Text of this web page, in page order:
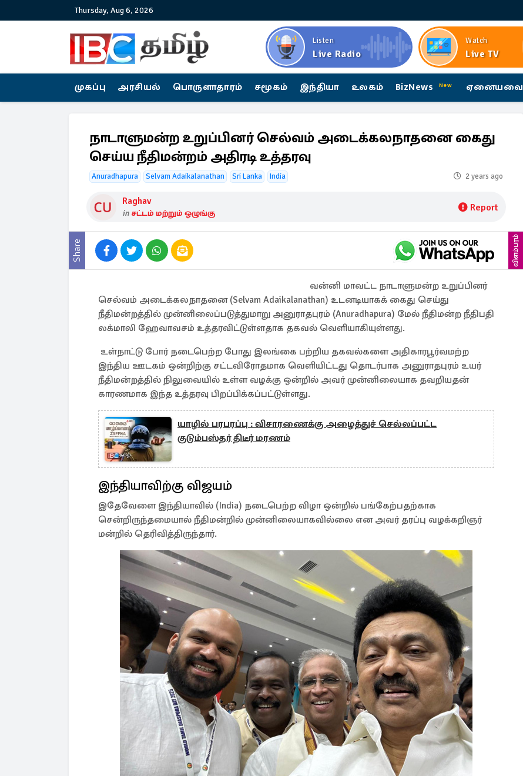
Thursday, Aug 6, 2026
Listen
Live Radio
Watch
Live TV
முகப்பு அரசியல் பொருளாதாரம் சமூகம் இந்தியா உலகம் BizNews New ஏனையவை
நாடாளுமன்ற உறுப்பினர் செல்வம் அடைக்கலநாதனை கைது
செய்ய நீதிமன்றம் அதிரடி உத்தரவு
Anuradhapura Selvam Adaikalanathan Sri Lanka India 2 years ago
Raghav
in சட்டம் மற்றும் ஒழுங்கு Report
Share விளம்பரம்
வன்னி மாவட்ட நாடாளுமன்ற உறுப்பினர்
செல்வம் அடைக்கலநாதனை (Selvam Adaikalanathan) உடனடியாகக் கைது செய்து
நீதிமன்றத்தில் முன்னிலைப்படுத்துமாறு அனுராதபுரம் (Anuradhapura) மேல் நீதிமன்ற நீதிபதி
லக்மாலி ஹேவாவசம் உத்தரவிட்டுள்ளதாக தகவல் வெளியாகியுள்ளது.
உள்நாட்டு போர் நடைபெற்ற போது இலங்கை பற்றிய தகவல்களை அதிகாரபூர்வமற்ற
இந்திய ஊடகம் ஒன்றிற்கு சட்டவிரோதமாக வெளியிட்டது தொடர்பாக அனுராதபுரம் உயர்
நீதிமன்றத்தில் நிலுவையில் உள்ள வழக்கு ஒன்றில் அவர் முன்னிலையாக தவறியதன்
காரணமாக இந்த உத்தரவு பிறப்பிக்கப்பட்டுள்ளது.
யாழில் பரபரப்பு : விசாரணைக்கு அழைத்துச் செல்லப்பட்ட
குடும்பஸ்தர் திடீர் மரணம்
இந்தியாவிற்கு விஜயம்
இதேவேளை இந்தியாவில் (India) நடைபெற்ற விழா ஒன்றில் பங்கேற்பதற்காக
சென்றிருந்தமையால் நீதிமன்றில் முன்னிலையாகவில்லை என அவர் தரப்பு வழக்கறிஞர்
மன்றில் தெரிவித்திருந்தார்.